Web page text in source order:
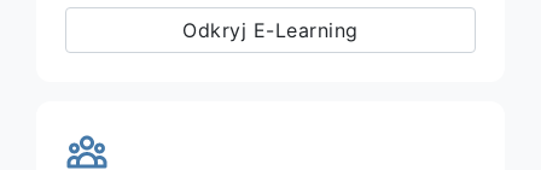
Odkryj E-Learning